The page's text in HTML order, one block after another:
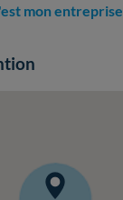
mon entreprise